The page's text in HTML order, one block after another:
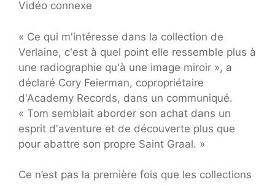
Vidéo connexe
« Ce qui m'intéresse dans la collection de
Verlaine, c'est à quel point elle ressemble plus à
une radiographie qu'à une image miroir », a
déclaré Cory Feierman, copropriétaire
d'Academy Records, dans un communiqué.
« Tom semblait aborder son achat dans un
esprit d'aventure et de découverte plus que
pour abattre son propre Saint Graal. »
Ce n’est pas la première fois que les collections